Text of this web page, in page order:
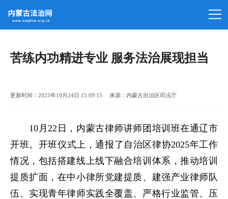
苦练内功精进专业 服务法治展现担当
更新时间：2025年10月24日 15:09:15 来源：内蒙古自治区司法厅
10月22日，内蒙古律师讲师团培训班在通辽市
开班。开班仪式上，通报了自治区律协2025年工作
情况，包括搭建线上线下融合培训体系，推动培训
提质扩面，在中小律所党建提质、建强产业律师队
伍、实现青年律师实践全覆盖、严格行业监管、压